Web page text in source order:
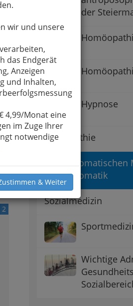
wir und unsere
das Endgerät
Anzeigen
und Inhalten,
4,99/Monat eine
im Zuge Ihrer
notwendige
& Weiter
1
2
der
Hypnose
Osteopathie
Psychosomatischen
Psychosomatik
Sozialmedizin
Wichtige